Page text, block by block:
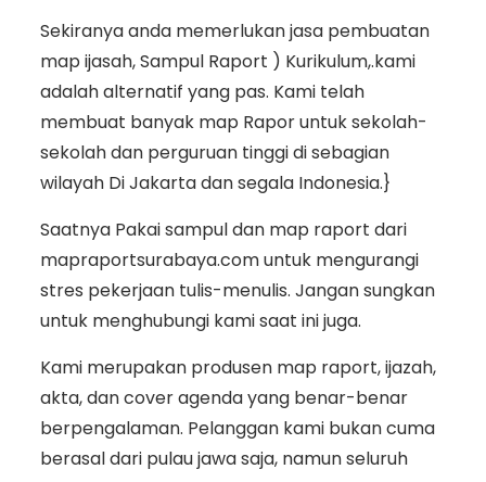
Sekiranya anda memerlukan jasa pembuatan
map ijasah, Sampul Raport ) Kurikulum,.kami
adalah alternatif yang pas. Kami telah
membuat banyak map Rapor untuk sekolah-
sekolah dan perguruan tinggi di sebagian
wilayah Di Jakarta dan segala Indonesia.}
Saatnya Pakai sampul dan map raport dari
mapraportsurabaya.com untuk mengurangi
stres pekerjaan tulis-menulis. Jangan sungkan
untuk menghubungi kami saat ini juga.
Kami merupakan produsen map raport, ijazah,
akta, dan cover agenda yang benar-benar
berpengalaman. Pelanggan kami bukan cuma
berasal dari pulau jawa saja, namun seluruh